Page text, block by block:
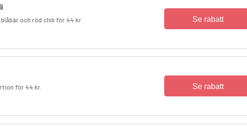
och röd chili för 44 kr. Se rabatt
för 44 kr. Se rabatt